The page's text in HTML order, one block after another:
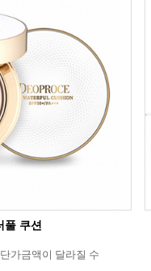
풀 쿠션
가금액이 달라질 수